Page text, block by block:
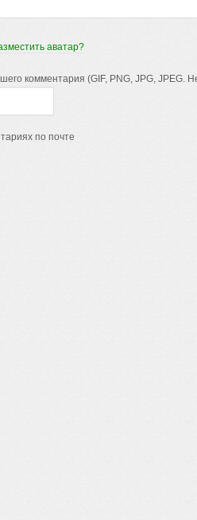
аватар?
комментария (GIF, PNG, JPG, JPEG.
по почте